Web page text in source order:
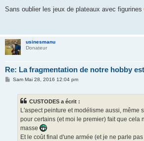
s
Sans oublier les jeux de plateaux avec figurines
usinesmanu
Donateur
Re: La fragmentation de notre hobby
MSam Mai 28, 2016 12:04 pm
CUSTODES a écrit :
L'aspect peinture et modélisme aussi, même
pour certains (et moi le premier) fait que cela
masse
Et le coût final d'une armée (et je ne parle